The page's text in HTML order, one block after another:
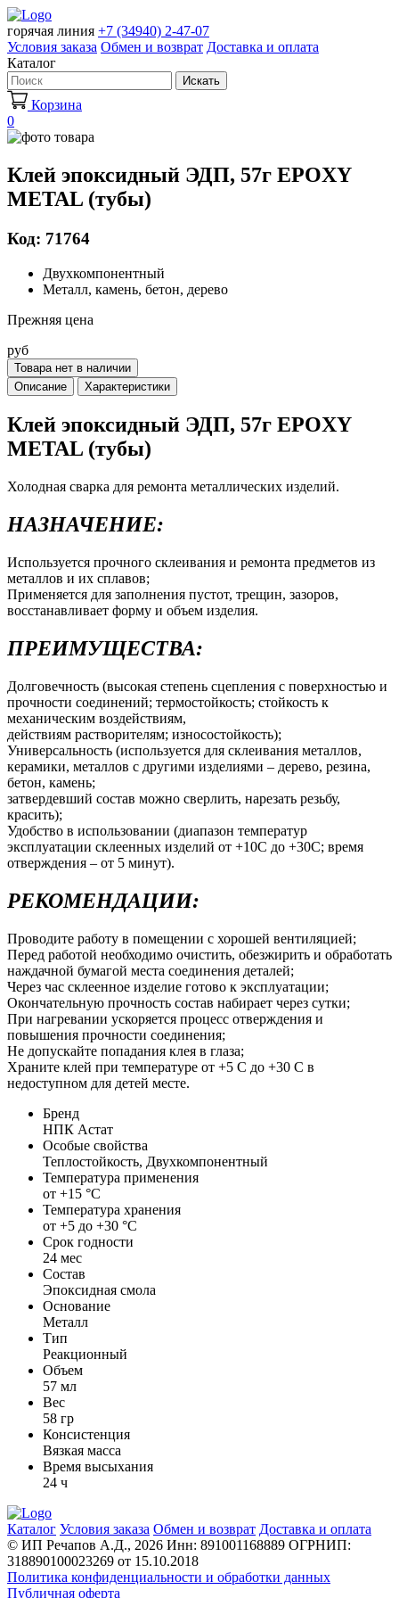
горячая линия +7 (34940) 2-47-07
Условия заказа Обмен и возврат Доставка и оплата
Каталог
Искать
Корзина
0
Клей эпоксидный ЭДП, 57г EPOXY
METAL (тубы)
Код: 71764
Двухкомпонентный
Металл, камень, бетон, дерево
Прежняя цена
руб
Товара нет в наличии
Описание
Характеристики
Клей эпоксидный ЭДП, 57г EPOXY
METAL (тубы)
Холодная сварка для ремонта металлических изделий.
НАЗНАЧЕНИЕ:
Используется прочного склеивания и ремонта предметов из
металлов и их сплавов;
Применяется для заполнения пустот, трещин, зазоров,
восстанавливает форму и объем изделия.
ПРЕИМУЩЕСТВА:
Долговечность (высокая степень сцепления с поверхностью и
прочности соединений; термостойкость; стойкость к
механическим воздействиям,
действиям растворителям; износостойкость);
Универсальность (используется для склеивания металлов,
керамики, металлов с другими изделиями – дерево, резина,
бетон, камень;
затвердевший состав можно сверлить, нарезать резьбу,
красить);
Удобство в использовании (диапазон температур
эксплуатации склеенных изделий от +10С до +30С; время
отверждения – от 5 минут).
РЕКОМЕНДАЦИИ:
Проводите работу в помещении с хорошей вентиляцией;
Перед работой необходимо очистить, обезжирить и обработать
наждачной бумагой места соединения деталей;
Через час склеенное изделие готово к эксплуатации;
Окончательную прочность состав набирает через сутки;
При нагревании ускоряется процесс отверждения и
повышения прочности соединения;
Не допускайте попадания клея в глаза;
Храните клей при температуре от +5 С до +30 С в
недоступном для детей месте.
Бренд
НПК Астат
Особые свойства
Теплостойкость, Двухкомпонентный
Температура применения
от +15 °С
Температура хранения
от +5 до +30 °С
Срок годности
24 мес
Состав
Эпоксидная смола
Основание
Металл
Тип
Реакционный
Объем
57 мл
Вес
58 гр
Консистенция
Вязкая масса
Время высыхания
24 ч
Каталог Условия заказа Обмен и возврат Доставка и оплата
© ИП Речапов А.Д., 2026 Инн: 891001168889 ОГРНИП:
318890100023269 от 15.10.2018
Политика конфиденциальности и обработки данных
Публичная оферта